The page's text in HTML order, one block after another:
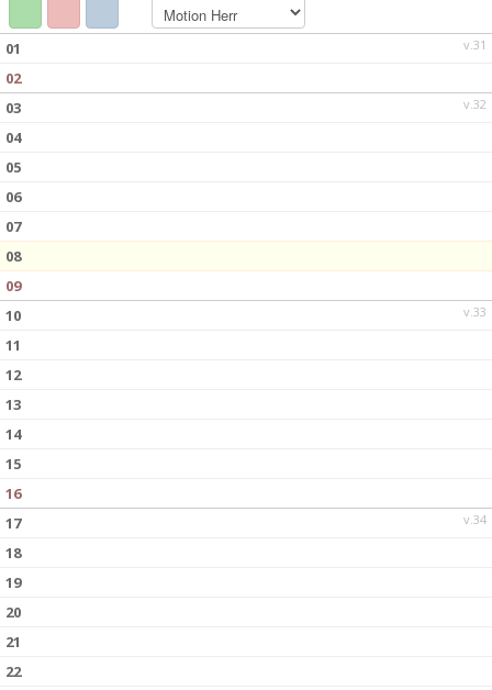
v.31
01
02
v.32
03
04
05
06
07
08
09
v.33
10
11
12
13
14
15
16
v.34
17
18
19
20
21
22